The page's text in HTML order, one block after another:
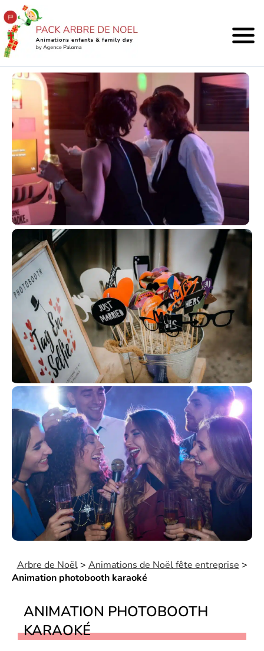
Arbre de Noël> Animations de Noël fête entreprise >
Animation photobooth karaoké
ANIMATION PHOTOBOOTH
KARAOKÉ